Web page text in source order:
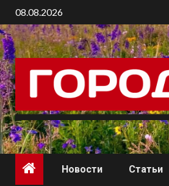
08.08.2026
Новости Статьи